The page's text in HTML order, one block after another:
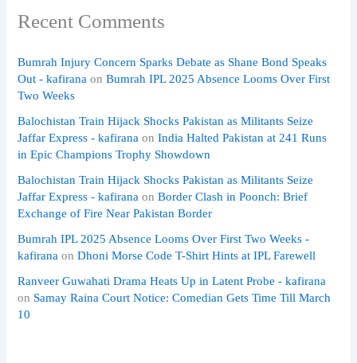
Recent Comments
Bumrah Injury Concern Sparks Debate as Shane Bond Speaks
Out - kafirana onBumrah IPL 2025 Absence Looms Over First
Two Weeks
Balochistan Train Hijack Shocks Pakistan as Militants Seize
Jaffar Express - kafirana onIndia Halted Pakistan at 241 Runs
in Epic Champions Trophy Showdown
Balochistan Train Hijack Shocks Pakistan as Militants Seize
Jaffar Express - kafirana onBorder Clash in Poonch: Brief
Exchange of Fire Near Pakistan Border
Bumrah IPL 2025 Absence Looms Over First Two Weeks -
kafirana onDhoni Morse Code T-Shirt Hints at IPL Farewell
Ranveer Guwahati Drama Heats Up in Latent Probe - kafirana
on Samay Raina Court Notice: Comedian Gets Time Till March
10